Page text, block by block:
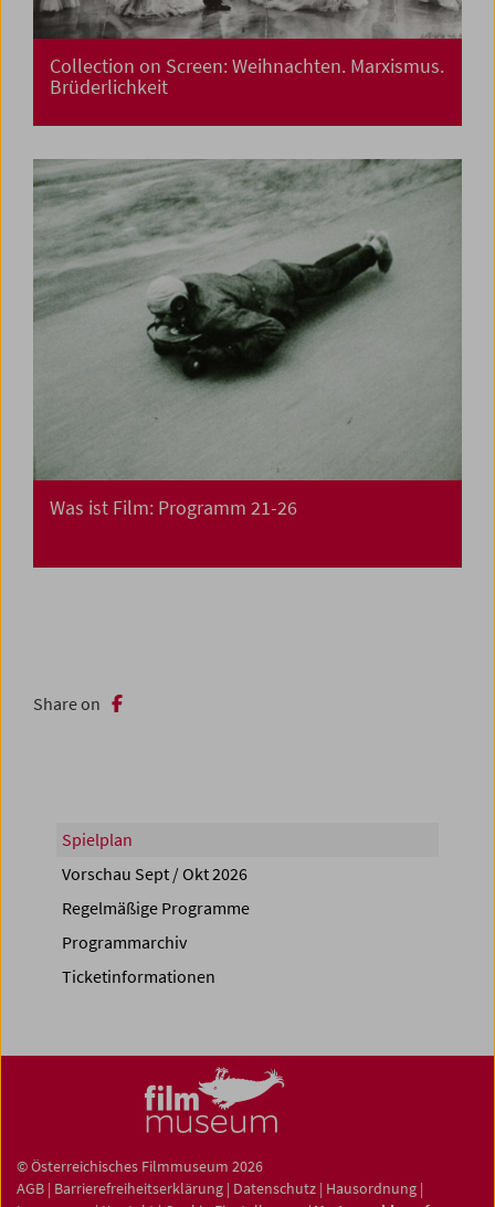
Collection on Screen: Weihnachten. Marxismus.
Brüderlichkeit
Was ist Film: Programm 21-26
Share on
Spielplan
Vorschau Sept / Okt 2026
Regelmäßige Programme
Programmarchiv
Ticketinformationen
© Österreichisches Filmmuseum 2026
AGB | Barrierefreiheitserklärung | Datenschutz | Hausordnung |